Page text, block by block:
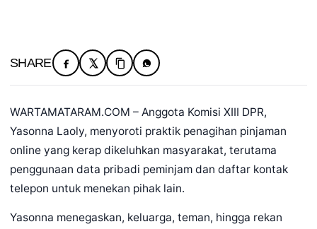
SHARE
WARTAMATARAM.COM – Anggota Komisi XIII DPR,
Yasonna Laoly, menyoroti praktik penagihan pinjaman
online yang kerap dikeluhkan masyarakat, terutama
penggunaan data pribadi peminjam dan daftar kontak
telepon untuk menekan pihak lain.
Yasonna menegaskan, keluarga, teman, hingga rekan